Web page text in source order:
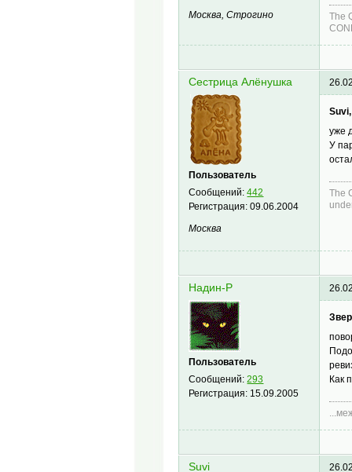
Москва, Строгино
The
Сестрица Алёнушка
Пользователь
Сообщений:442
Регистрация:09.06.2004
Москва
Suvi,
уже
У
The
Надин-Р
Пользователь
Сообщений:293
Регистрация: 15.09.2005
Как
Suvi